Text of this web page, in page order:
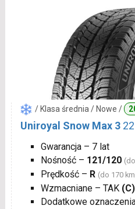
/ Klasa średnia / Nowe /
Uniroyal Snow Max 3
Gwarancja – 7 lat
Nośność – 121/120
Prędkość – R (do 170
Wzmacniane – TAK (C)
Dodatkowe